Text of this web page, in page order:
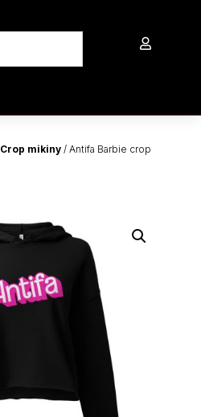

Crop mikiny/ Antifa Barbie crop